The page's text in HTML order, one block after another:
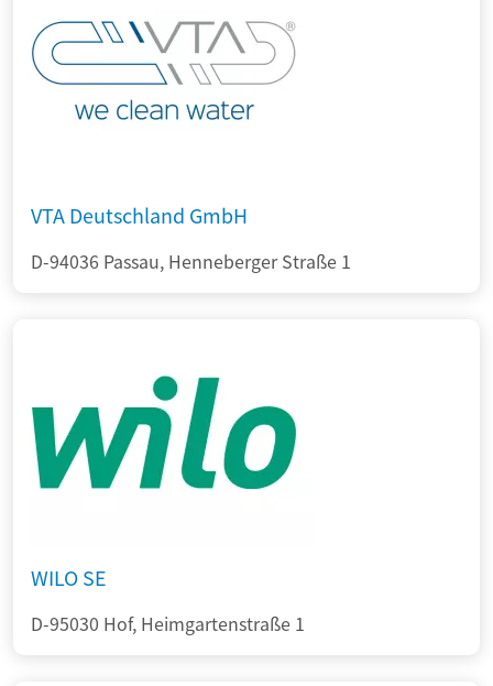
VTA Deutschland GmbH
D-94036 Passau, Henneberger Straße 1
WILO SE
D-95030 Hof, Heimgartenstraße 1